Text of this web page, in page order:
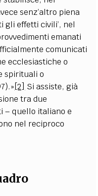
senz’altro piena
gli effetti civili’, nel
emanati
comunicati
ecclesiastiche o
spirituali o
[2] Si assiste, già
tra due
– quello italiano e
nel reciproco